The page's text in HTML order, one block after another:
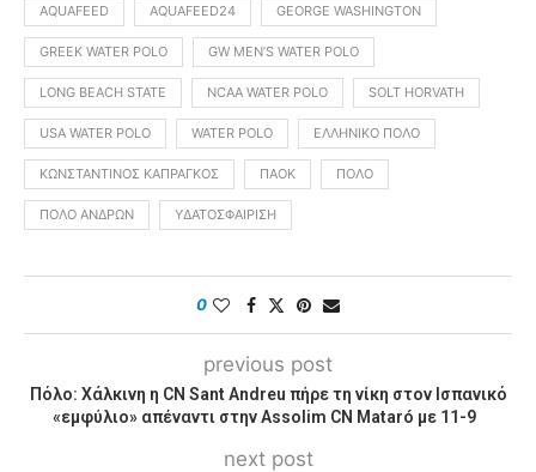
AQUAFEED AQUAFEED24 GEORGE WASHINGTON
GREEK WATER POLO GW MEN’S WATER POLO
LONG BEACH STATE NCAA WATER POLO SOLT HORVATH
USA WATER POLO WATER POLO ΕΛΛΗΝΙΚΌ ΠΌΛΟ
ΚΩΝΣΤΑΝΤΊΝΟΣ ΚΑΠΡΆΓΚΟΣ ΠΑΟΚ ΠΌΛΟ
ΠΌΛΟ ΑΝΔΡΏΝ ΥΔΑΤΟΣΦΑΊΡΙΣΗ
0
previous post
Πόλο: Χάλκινη η CN Sant Andreu πήρε τη νίκη στον Ισπανικό
«εμφύλιο» απέναντι στην Assolim CN Mataró με 11-9
next post